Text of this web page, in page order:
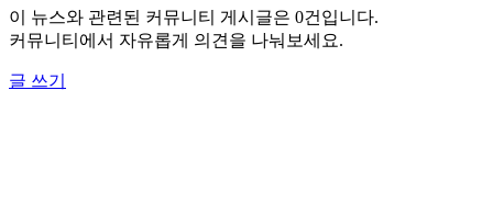
이 뉴스와 관련된 커뮤니티 게시글은 0건입니다.
커뮤니티에서 자유롭게 의견을 나눠보세요.
글 쓰기